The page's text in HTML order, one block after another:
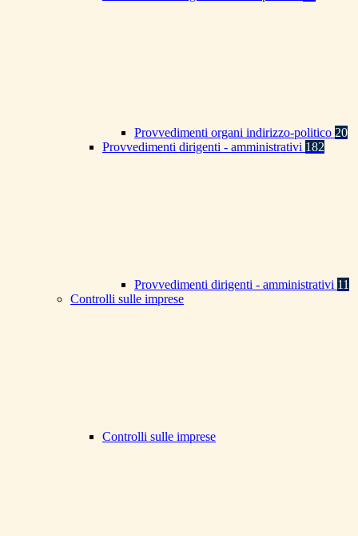
Provvedimenti organi indirizzo-politico 20
Provvedimenti dirigenti - amministrativi 182
Provvedimenti dirigenti - amministrativi 11
Controlli sulle imprese
Controlli sulle imprese